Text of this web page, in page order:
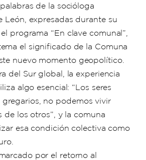
de la socióloga
León, expresadas durante su
programa “En clave comunal”,
el significado de la Comuna
nuevo momento geopolítico.
del Sur global, la experiencia
algo esencial: “Los seres
gregarios, no podemos vivir
de los otros”, y la comuna
esa condición colectiva como
por el retorno al